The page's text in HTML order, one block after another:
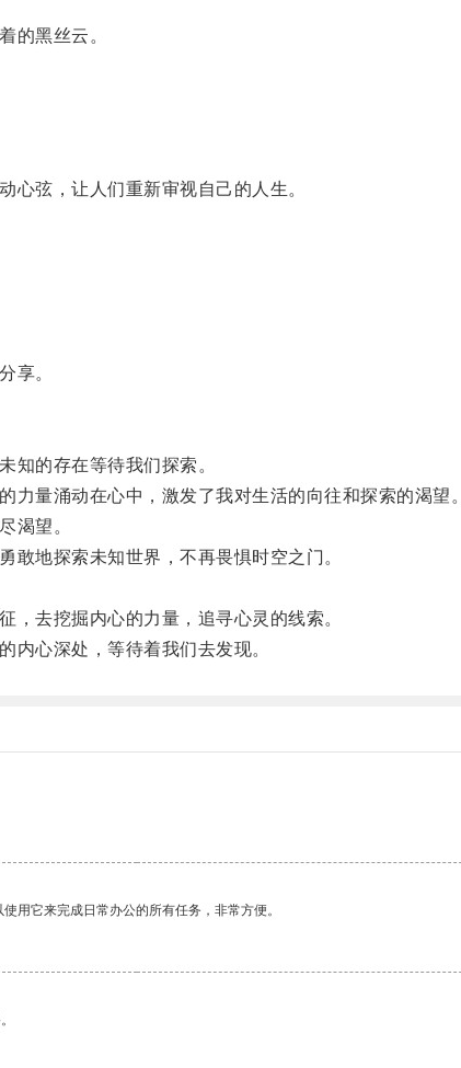
的黑丝云。
弦，让人们重新审视自己的人生。
享。
的存在等待我们探索。
量涌动在心中，激发了我对生活的向往和探索的渴望。
渴望。
地探索未知世界，不再畏惧时空之门。
去挖掘内心的力量，追寻心灵的线索。
心深处，等待着我们去发现。
用它来完成日常办公的所有任务，非常方便。